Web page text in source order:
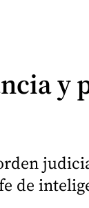
y
de